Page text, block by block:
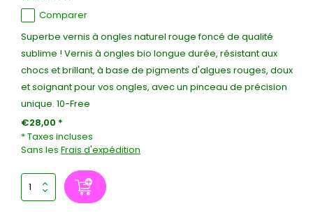
Comparer
Superbe vernis à ongles naturel rouge foncé de qualité
sublime ! Vernis à ongles bio longue durée, résistant aux
chocs et brillant, à base de pigments d'algues rouges, doux
et soignant pour vos ongles, avec un pinceau de précision
unique. 10-Free
€28,00 *
* Taxes incluses
Sans les Frais d'expédition